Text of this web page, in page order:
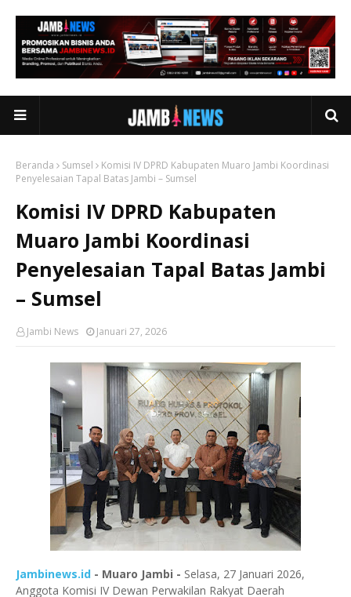
Beranda Sumsel
Komisi IV DPRD Kabupaten Muaro Jambi Koordinasi
Penyelesaian Tapal Batas Jambi – Sumsel
Komisi IV DPRD Kabupaten
Muaro Jambi Koordinasi
Penyelesaian Tapal Batas Jambi
– Sumsel
Jambi News Januari 27, 2026
Jambinews.id - Muaro Jambi - Selasa, 27 Januari 2026,
Anggota Komisi IV Dewan Perwakilan Rakyat Daerah